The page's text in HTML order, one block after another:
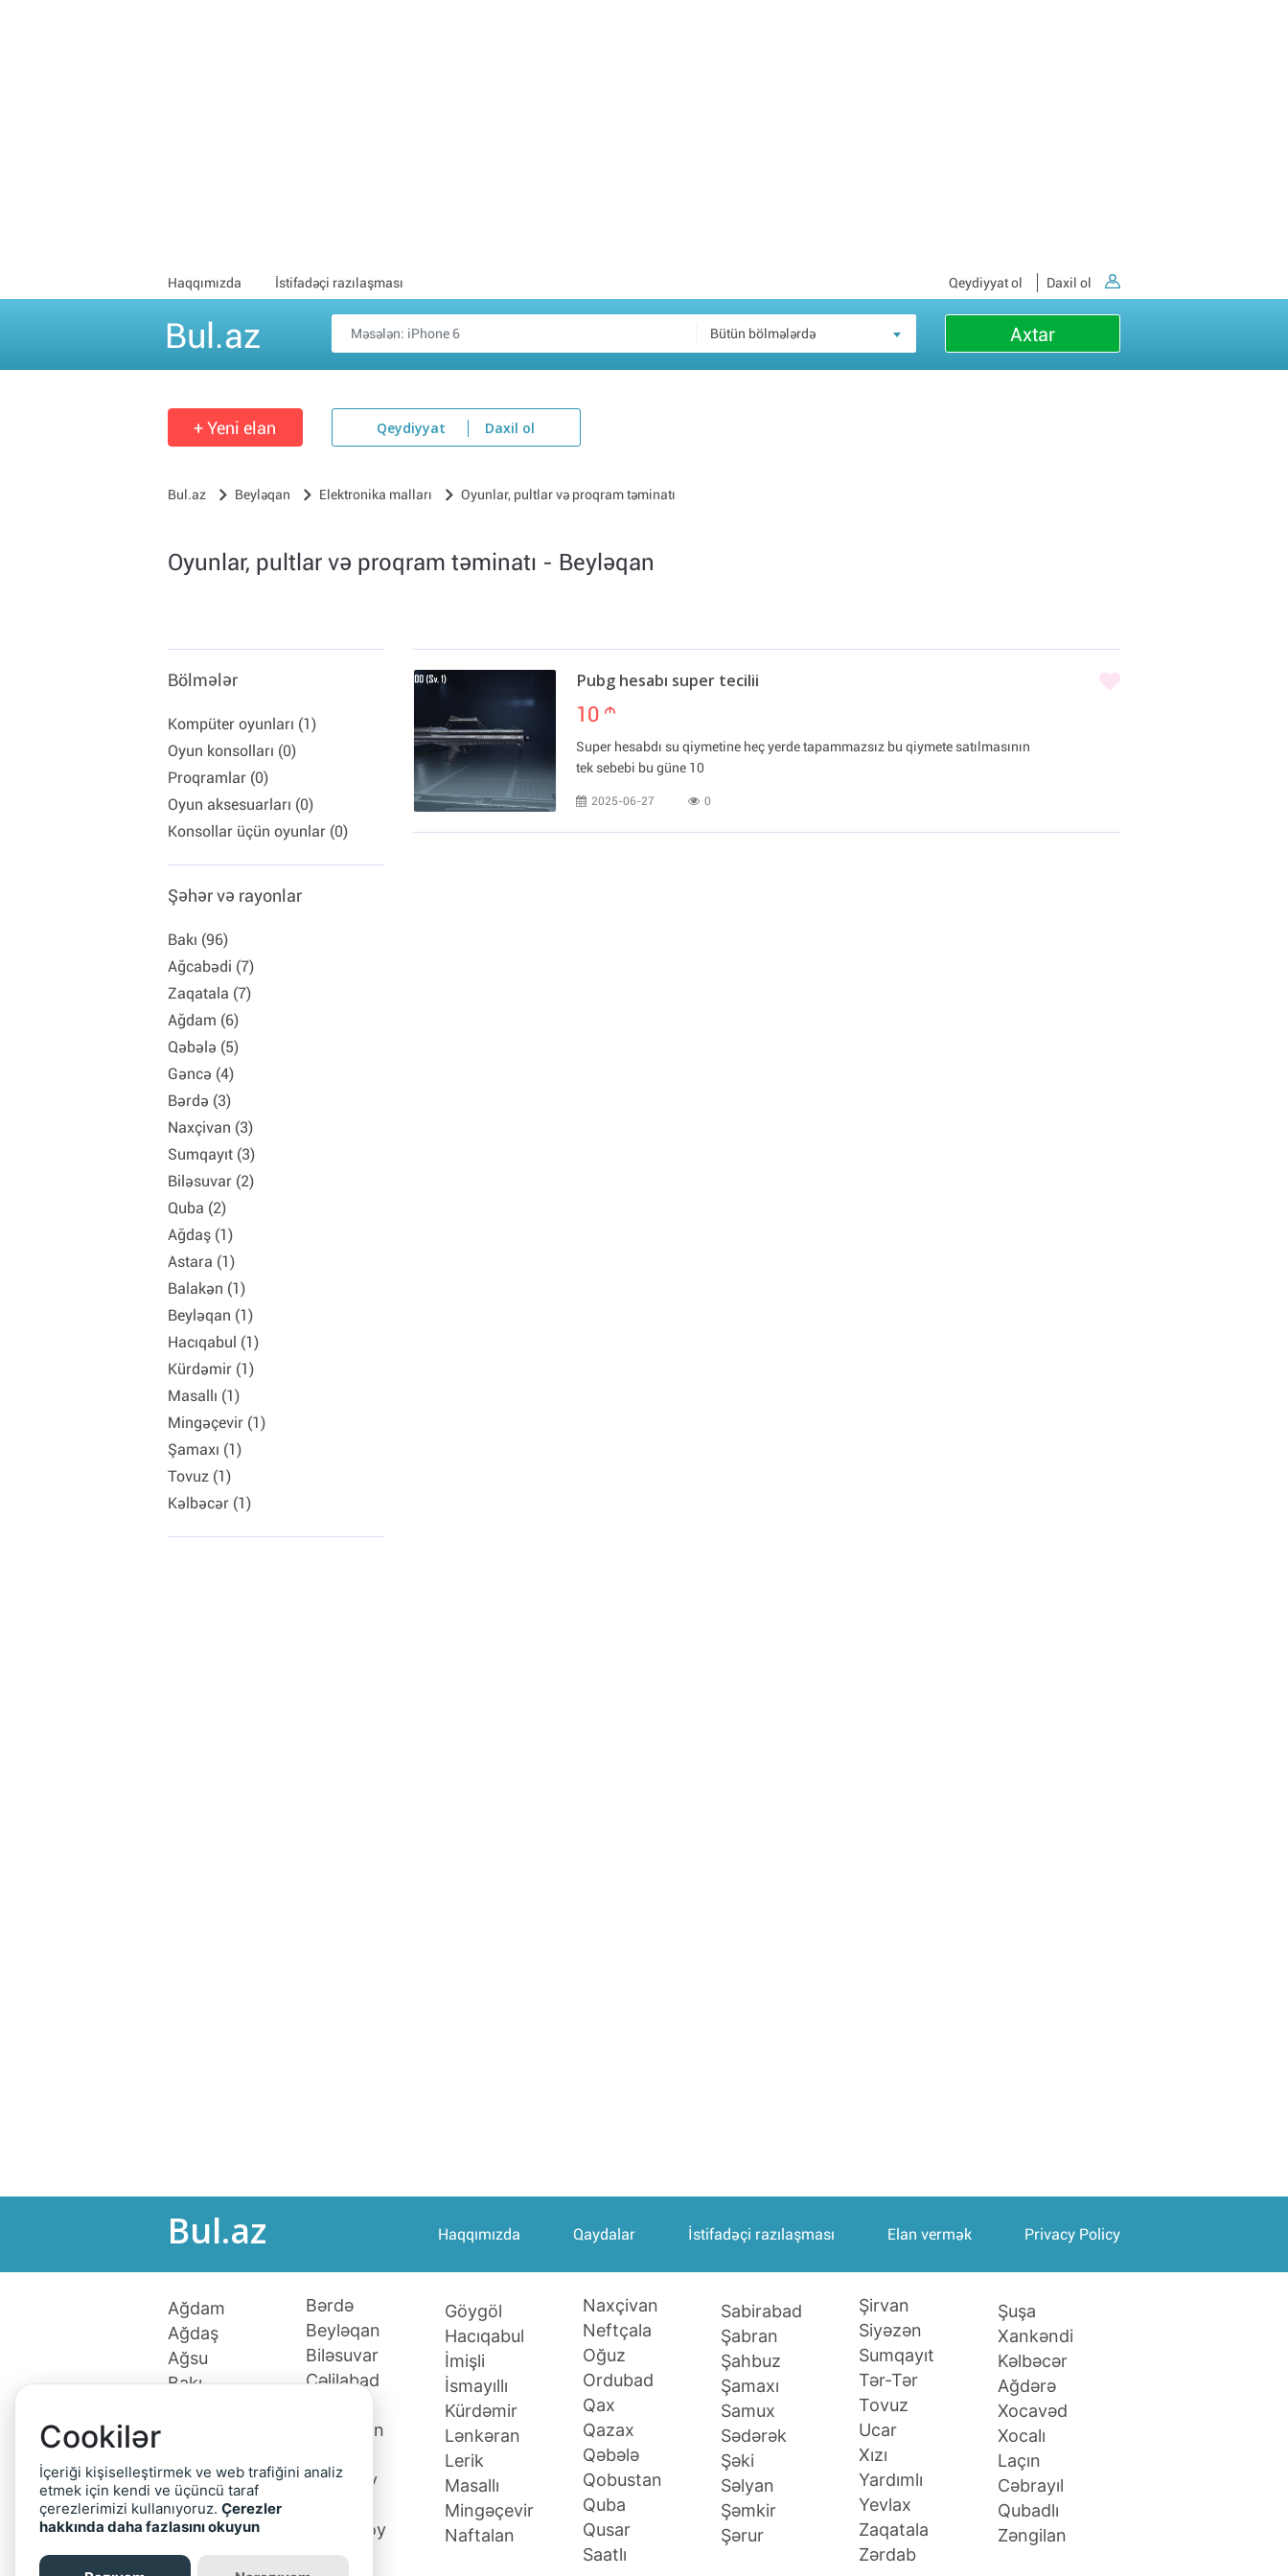
Haqqımızda İstifadəçi razılaşması Qeydiyyat ol Daxil ol
Bul.az Bütün bölmələrdə Axtar
+ Yeni elan Qeydiyyat Daxil ol
Bul.az Beyləqan Elektronika malları Oyunlar, pultlar və proqram təminatı
Oyunlar, pultlar və proqram təminatı - Beyləqan
Bölmələr
Kompüter oyunları (1)
Oyun konsolları (0)
Proqramlar (0)
Oyun aksesuarları (0)
Konsollar üçün oyunlar (0)
Şəhər və rayonlar
Bakı (96)
Ağcabədi (7)
Zaqatala (7)
Ağdam (6)
Qəbələ (5)
Gəncə (4)
Bərdə (3)
Naxçivan (3)
Sumqayıt (3)
Biləsuvar (2)
Quba (2)
Ağdaş (1)
Astara (1)
Balakən (1)
Beyləqan (1)
Hacıqabul (1)
Kürdəmir (1)
Masallı (1)
Mingəçevir (1)
Şamaxı (1)
Tovuz (1)
Kəlbəcər (1)
Pubg hesabı super tecilii
10 m
Super hesabdı su qiymetine heç yerde tapammazsız bu qiymete satılmasının
tek sebebi bu güne 10
2025-06-27 0
Bul.az Haqqımızda Qaydalar İstifadəçi razılaşması Elan vermək Privacy Policy
Ağdam
Ağdaş
Ağsu
Bakı
Astara
Babək
Balakən
Bərdə
Beyləqan
Biləsuvar
Cəlilabad
Daşkəsən
Gədəbəy
Goranboy
Göygöl
Hacıqabul
İmişli
İsmayıllı
Kürdəmir
Lənkəran
Lerik
Masallı
Mingəçevir
Naftalan
Naxçivan
Neftçala
Oğuz
Ordubad
Qax
Qazax
Qəbələ
Qobustan
Quba
Qusar
Saatlı
Sabirabad
Şabran
Şahbuz
Şamaxı
Samux
Sədərək
Şəki
Səlyan
Şəmkir
Şərur
Şirvan
Siyəzən
Sumqayıt
Tər-Tər
Tovuz
Ucar
Xızı
Yardımlı
Yevlax
Zaqatala
Zərdab
Şuşa
Xankəndi
Kəlbəcər
Ağdərə
Xocavəd
Xocalı
Laçın
Cəbrayıl
Qubadlı
Zəngilan
Cookilər
İçeriği kişiselleştirmek ve web trafiğini analiz
etmek için kendi ve üçüncü taraf
çerezlerimizi kullanıyoruz. Çerezler
hakkında daha fazlasını okuyun